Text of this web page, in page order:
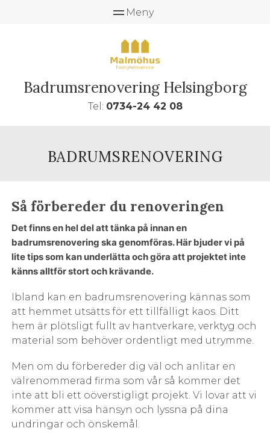
Badrumsrenovering Helsingborg
Tel: 0734-24 42 08
BADRUMSRENOVERING
Så förbereder du renoveringen
Det finns en hel del att tänka på innan en
badrumsrenovering ska genomföras. Här bjuder vi på
lite tips som kan underlätta och göra att projektet inte
känns alltför stort och krävande.
Ibland kan en badrumsrenovering kännas som
att hemmet utsätts för ett tillfälligt kaos. Ditt
hem är plötsligt fullt av hantverkare, verktyg och
material som behöver ordentligt med utrymme.
Men om du förbereder dig väl och anlitar en
välrenommerad firma som vår så kommer det
inte att bli ett oöverstigligt projekt. Vi lovar att vi
kommer att visa hänsyn och lyssna på dina
undringar och önskemål.